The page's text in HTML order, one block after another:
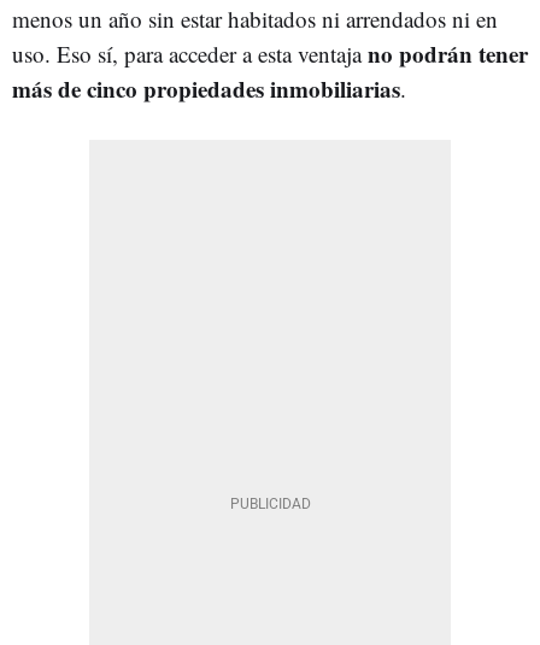
menos un año sin estar habitados ni arrendados ni en
uso. Eso sí, para acceder a esta ventajano podrán tener
más de cinco propiedades inmobiliarias.